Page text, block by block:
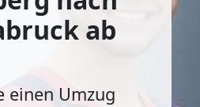
ab
einen Umzug